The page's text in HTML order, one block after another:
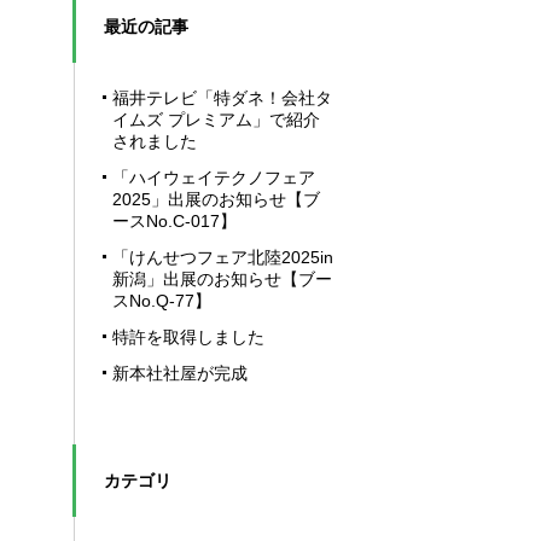
最近の記事
福井テレビ「特ダネ！会社タ
イムズ プレミアム」で紹介
されました
「ハイウェイテクノフェア
2025」出展のお知らせ【ブ
ースNo.C-017】
「けんせつフェア北陸2025in
新潟」出展のお知らせ【ブー
スNo.Q-77】
特許を取得しました
新本社社屋が完成
カテゴリ